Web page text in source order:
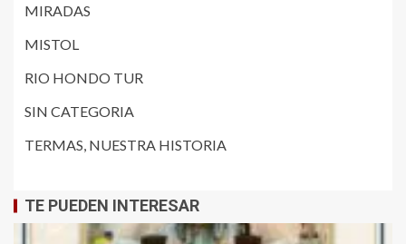
MIRADAS
MISTOL
RIO HONDO TUR
SIN CATEGORIA
TERMAS, NUESTRA HISTORIA
TE PUEDEN INTERESAR